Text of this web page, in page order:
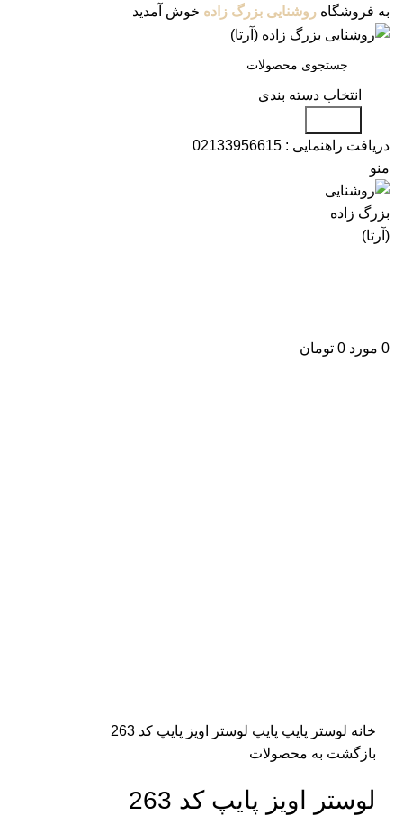
به فروشگاه روشنایی بزرگ زاده خوش آمدید
انتخاب دسته بندی
دریافت راهنمایی : 02133956615
منو
0 مورد 0 تومان
خانه لوستر پایپ پایپ لوستر اویز پایپ کد 263
بازگشت به محصولات
لوستر اویز پایپ کد 263